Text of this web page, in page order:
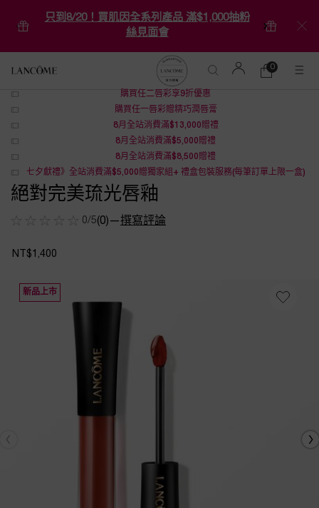
只到8/20！買肌因全系列產品 滿$1,000抽粉
絲見面會
購
0
0 product in
Main content
購買任二唇彩享9折優惠
購買任一唇彩贈精巧潤唇膏
8月全站消費滿$13,000贈禮
8月全站消費滿$5,000贈禮
8月全站消費滿$8,500贈禮
七夕獻禮》全站消費滿$5,000贈獨家組+ 禮盒包裝服務(每筆訂單上限一盒)
絕對完美琉光唇釉
0/5(0) —撰寫評論
NT$1,400
新品上市